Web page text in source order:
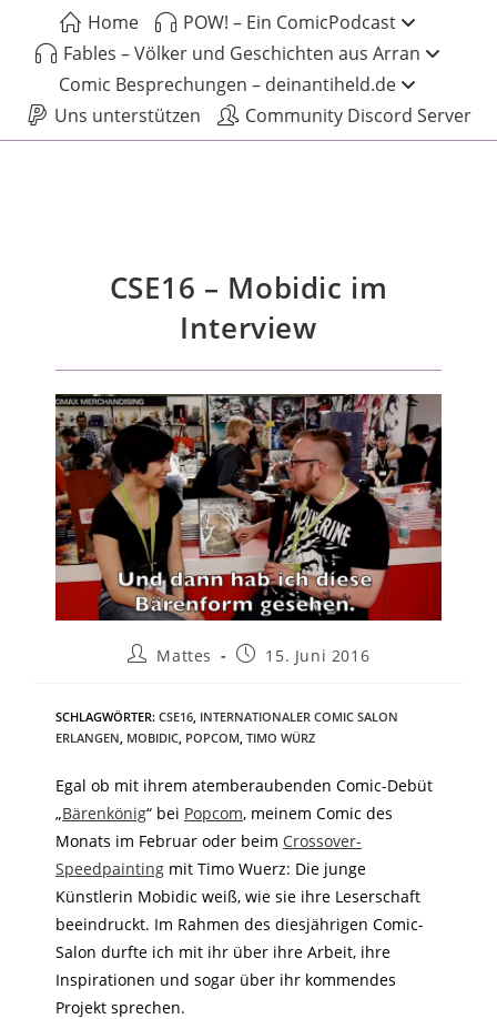
Home
POW! – Ein ComicPodcast
Fables – Völker und Geschichten aus Arran
Comic Besprechungen – deinantiheld.de
Uns unterstützen
Community Discord Server
CSE16 – Mobidic im
Interview
Mattes 15. Juni 2016
SCHLAGWÖRTER: CSE16 INTERNATIONALER COMIC SALON
ERLANGEN MOBIDIC POPCOM TIMO WÜRZ
Egal ob mit ihrem atemberaubenden Comic-Debüt
„Bärenkönig“ bei Popcom, meinem Comic des
Monats im Februar oder beim Crossover-
Speedpainting mit Timo Wuerz: Die junge
Künstlerin Mobidic weiß, wie sie ihre Leserschaft
beeindruckt. Im Rahmen des diesjährigen Comic-
Salon durfte ich mit ihr über ihre Arbeit, ihre
Inspirationen und sogar über ihr kommendes
Projekt sprechen.